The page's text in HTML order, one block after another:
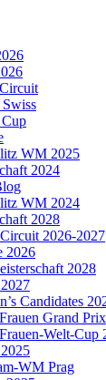
WM 2025
2024
WM 2024
2028
2026-2027
2026
2028
Candidates
Frauen Grand Prix
Frauen-Welt-Cup
WM Prag